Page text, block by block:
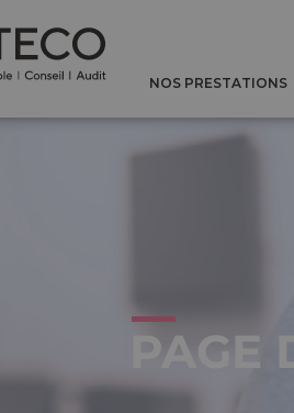
NOS PRESTATIONS
PAGE